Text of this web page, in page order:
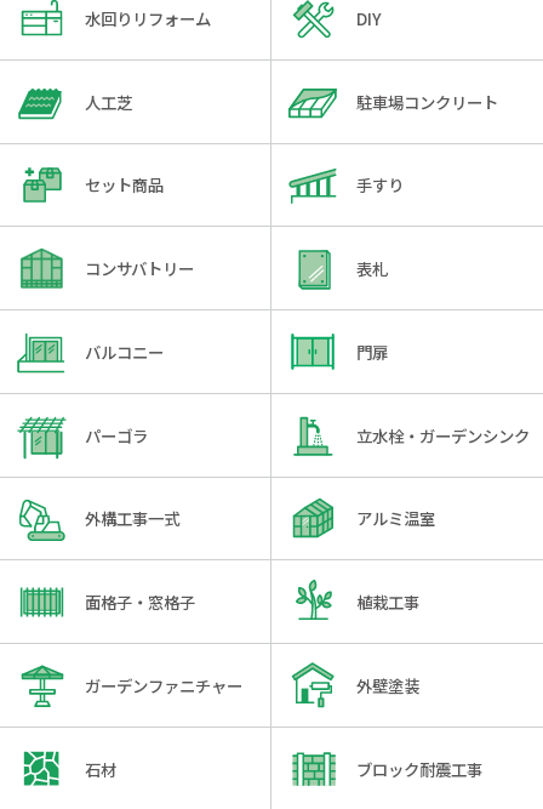
水回りリフォーム DIY
人工芝 駐車場コンクリート
セット商品 手すり
コンサバトリー 表札
バルコニー 門扉
パーゴラ 立水栓・ガーデンシンク
外構工事一式 アルミ温室
面格子・窓格子 植栽工事
ガーデンファニチャー 外壁塗装
石材 ブロック耐震工事